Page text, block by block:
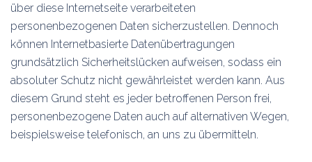
über diese Internetseite verarbeiteten
personenbezogenen Daten sicherzustellen. Dennoch
können Internetbasierte Datenübertragungen
grundsätzlich Sicherheitslücken aufweisen, sodass ein
absoluter Schutz nicht gewährleistet werden kann. Aus
diesem Grund steht es jeder betroffenen Person frei,
personenbezogene Daten auch auf alternativen Wegen,
beispielsweise telefonisch, an uns zu übermitteln.